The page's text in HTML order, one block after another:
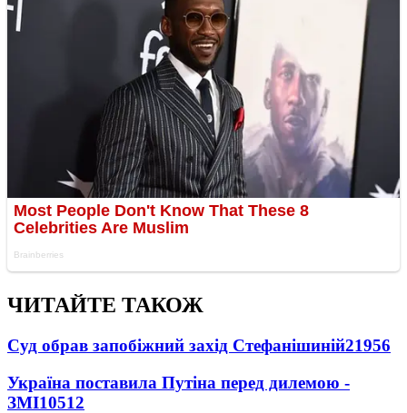
ЧИТАЙТЕ ТАКОЖ
Суд обрав запобіжний захід Стефанішиній21956
Україна поставила Путіна перед дилемою -
ЗМІ10512